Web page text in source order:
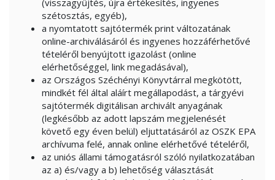
(visszagyűjtés, újra értékesítés, ingyenes
szétosztás, egyéb),
a nyomtatott sajtótermék print változatának
online-archiválásáról és ingyenes hozzáférhetővé
tételéről benyújtott igazolást (online
elérhetőséggel, link megadásával),
az Országos Széchényi Könyvtárral megkötött,
mindkét fél által aláírt megállapodást, a tárgyévi
sajtótermék digitálisan archivált anyagának
(legkésőbb az adott lapszám megjelenését
követő egy éven belül) eljuttatásáról az OSZK EPA
archívuma felé, annak online elérhetővé tételéről,
az uniós állami támogatásról szóló nyilatkozatában
az a) és/vagy a b) lehetőség választását